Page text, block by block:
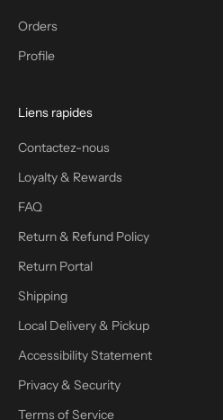
Orders
Profile
Liens rapides
Contactez-nous
Loyalty & Rewards
FAQ
Return & Refund Policy
Return Portal
Shipping
Local Delivery & Pickup
Accessibility Statement
Privacy & Security
Terms of Service